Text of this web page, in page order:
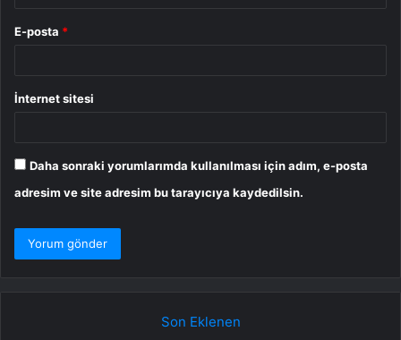
E-posta *
İnternet sitesi
Daha sonraki yorumlarımda kullanılması için adım, e-posta
adresim ve site adresim bu tarayıcıya kaydedilsin.
Son Eklenen